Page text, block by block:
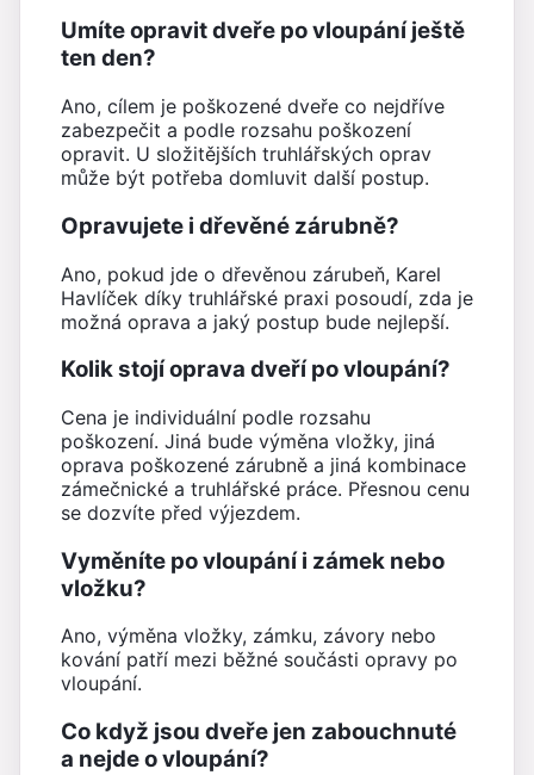
Umíte opravit dveře po vloupání ještě
ten den?
Ano, cílem je poškozené dveře co nejdříve
zabezpečit a podle rozsahu poškození
opravit. U složitějších truhlářských oprav
může být potřeba domluvit další postup.
Opravujete i dřevěné zárubně?
Ano, pokud jde o dřevěnou zárubeň, Karel
Havlíček díky truhlářské praxi posoudí, zda je
možná oprava a jaký postup bude nejlepší.
Kolik stojí oprava dveří po vloupání?
Cena je individuální podle rozsahu
poškození. Jiná bude výměna vložky, jiná
oprava poškozené zárubně a jiná kombinace
zámečnické a truhlářské práce. Přesnou cenu
se dozvíte před výjezdem.
Vyměníte po vloupání i zámek nebo
vložku?
Ano, výměna vložky, zámku, závory nebo
kování patří mezi běžné součásti opravy po
vloupání.
Co když jsou dveře jen zabouchnuté
a nejde o vloupání?